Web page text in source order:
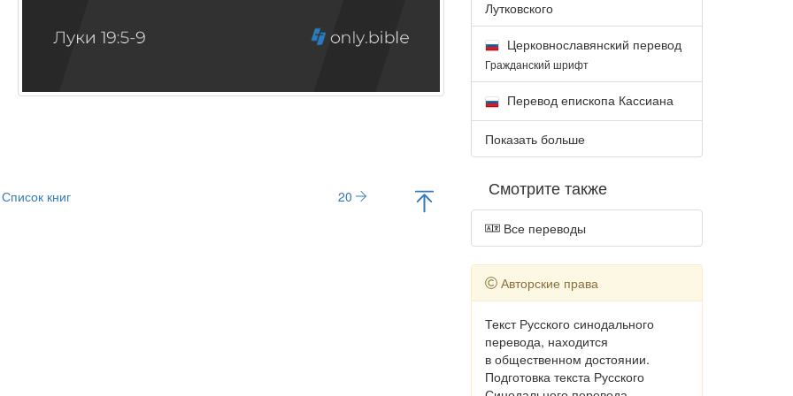
Список книг 20
Лутковского
Церковнославянский перевод
Гражданский шрифт
Перевод епископа Кассиана
Показать больше
Смотрите также
Все переводы
Авторские права
Текст Русского синодального
перевода, находится
в общественном достоянии.
Подготовка текста Русского